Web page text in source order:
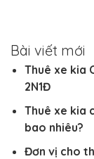
Bài viết mới
Thuê xe kia
2N1Đ
Thuê xe kia
bao nhiêu?
Đơn vị cho